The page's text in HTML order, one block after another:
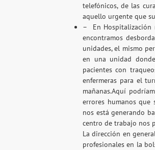
telefónicos, de las
aquello urgente que
– En Hospitalización
encontramos
unidades, el mismo
en una unidad
pacientes con
enfermeras para el
mañanas.Aquí
errores humanos que
nos está generando
centro de trabajo nos
La dirección en
profesionales en la